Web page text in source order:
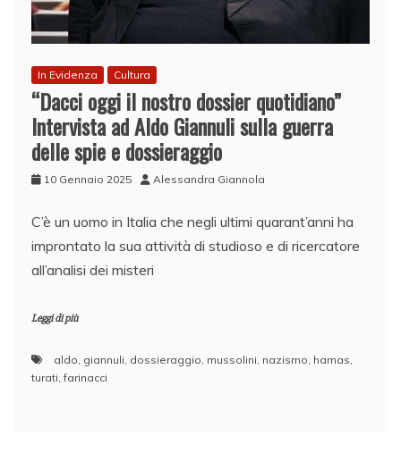
In Evidenza Cultura
“Dacci oggi il nostro dossier quotidiano”
Intervista ad Aldo Giannuli sulla guerra
delle spie e dossieraggio
10 Gennaio 2025 Alessandra Giannola
C’è un uomo in Italia che negli ultimi quarant’anni ha
improntato la sua attività di studioso e di ricercatore
all’analisi dei misteri
Leggi di più
aldo, giannuli, dossieraggio, mussolini, nazismo, hamas,
turati,farinacci